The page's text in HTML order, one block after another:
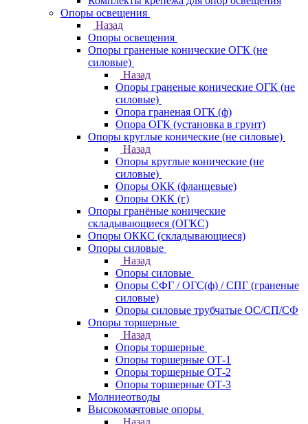
Опоры освещения
Назад
Опоры освещения
Опоры граненые конические ОГК (не
силовые)
Назад
Опоры граненые конические ОГК (не
силовые)
Опора граненая ОГК (ф)
Опора ОГК (установка в грунт)
Опоры круглые конические (не силовые)
Назад
Опоры круглые конические (не
силовые)
Опоры ОКК (фланцевые)
Опоры ОКК (г)
Опоры гранёные конические
складывающиеся (ОГКС)
Опоры ОККС (складывающиеся)
Опоры силовые
Назад
Опоры силовые
Опоры СФГ / ОГС(ф) / СПГ (граненые
силовые)
Опоры силовые трубчатые ОС/СП/СФ
Опоры торшерные
Назад
Опоры торшерные
Опоры торшерные ОТ-1
Опоры торшерные ОТ-2
Опоры торшерные ОТ-3
Молниеотводы
Высокомачтовые опоры
Назад